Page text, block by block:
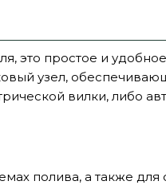
это простое и
узел,
вилки, либо
полива, а также